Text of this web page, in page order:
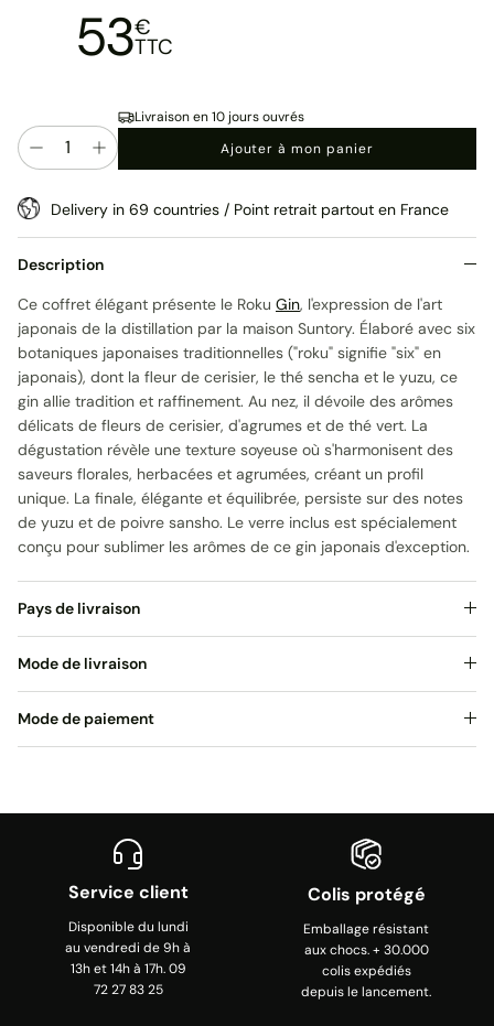
53€
TTC
Quantité
Livraison en 10 jours ouvrés
Ajouter à mon panier
Delivery in 69 countries / Point retrait partout en France
Description
Ce coffret élégant présente le Roku Gin, l'expression de l'art
japonais de la distillation par la maison Suntory. Élaboré avec six
botaniques japonaises traditionnelles ("roku" signifie "six" en
japonais), dont la fleur de cerisier, le thé sencha et le yuzu, ce
gin allie tradition et raffinement. Au nez, il dévoile des arômes
délicats de fleurs de cerisier, d'agrumes et de thé vert. La
dégustation révèle une texture soyeuse où s'harmonisent des
saveurs florales, herbacées et agrumées, créant un profil
unique. La finale, élégante et équilibrée, persiste sur des notes
de yuzu et de poivre sansho. Le verre inclus est spécialement
conçu pour sublimer les arômes de ce gin japonais d'exception.
Pays de livraison
Mode de livraison
Mode de paiement
Service client
Disponible du lundi
au vendredi de 9h à
13h et 14h à 17h. 09
72 27 83 25
Colis protégé
Emballage résistant
aux chocs. + 30.000
colis expédiés
depuis le lancement.